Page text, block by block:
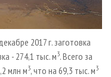
2017 г. заготовка
- 274,1 тыс. м3. Всего за
млн м3, что на 69,3 тыс. м3